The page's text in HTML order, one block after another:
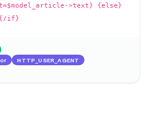
>text} {else}
{/if}
HTTP_USER_AGENT